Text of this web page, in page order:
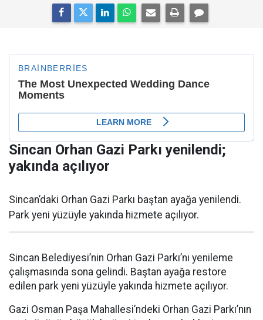
Sincan Orhan Gazi Parkı yenilendi;
yakında açılıyor
Sincan’daki Orhan Gazi Parkı baştan ayağa yenilendi.
Park yeni yüzüyle yakında hizmete açılıyor.
Sincan Belediyesi’nin Orhan Gazi Parkı’nı yenileme
çalışmasında sona gelindi. Baştan ayağa restore
edilen park yeni yüzüyle yakında hizmete açılıyor.
Gazi Osman Paşa Mahallesi’ndeki Orhan Gazi Parkı’nın